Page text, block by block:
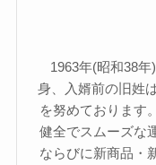
1963年(昭和38
身、入婿前の旧姓
を努めております
健全でスムーズな
ならびに新商品・